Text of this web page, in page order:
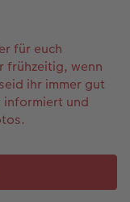
für euch
frühzeitig, wenn
ihr immer gut
informiert und